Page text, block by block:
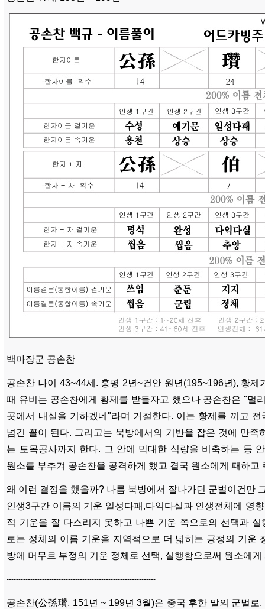
백마장군 공손찬
공손찬 나이 43~44세. 흥평 2년~건안 원년(195~196년), 황제
때 유비는 공손찬에게 황제를 받들자고 했으나 공손찬은 "멀
곳에서 내실을 기하겠네"라며 거절한다. 이는 황제를 끼고
넘긴 꼴이 된다. 그리고는 북방에서의 기반을 잡은 것에 만족
는 토목공사까지 한다. 그 안에 막대한 식량을 비축하는 등
원소를 부추겨 공손찬을 공격하게 했고 결국 원소에게 패하고
왜 이런 결정을 했을까? 나름 북방에서 잘나가던 군벌이건만
인생3구간 이름의 기운 일성다패,다익다실과 인생전체에 영
적 기운을 잘 다스리지 못하고 나쁜 기운 쪽으로의 선택과
로는 정체의 이름 기운을 지역적으로 더 넓히는 긍정의 기운
방에 머무르 부정의 기운 정체로 선택, 실행함으로써 원소에
---------------------------------------------------------------
공손찬(公孫瓚, 151년 ~ 199년 3월)은 중국 후한 말의 군벌로